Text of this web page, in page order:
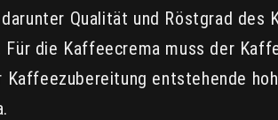
Qualität und Röstgrad des
die Kaffeecrema muss der
entstehende